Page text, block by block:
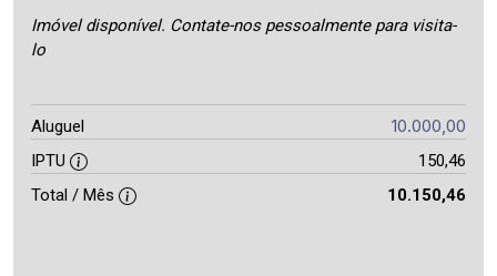
Imóvel disponível. Contate-nos pessoalmente para visita-
lo
Aluguel 10.000,00
IPTU
150,46
Total / Mês
10.150,46